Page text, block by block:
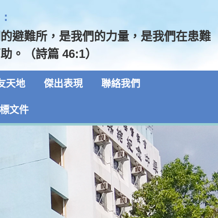
:
避難所，是我們的力量，是我們在患難
。（詩篇 46:1）
天地 傑出表現 聯絡我們
文件